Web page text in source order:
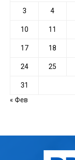
3 4
10 11
17 18
24 25
31
« Фев